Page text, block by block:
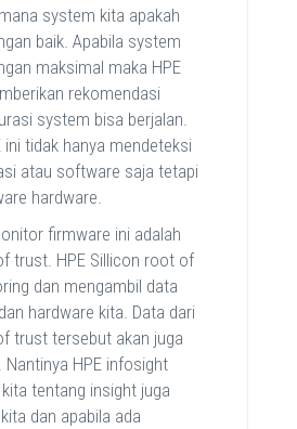
system kita apakah
baik. Apabila system
maksimal maka HPE
rekomendasi
system bisa berjalan.
ini tidak hanya mendeteksi
atau software saja tetapi
hardware.
firmware ini adalah
trust. HPE Sillicon root of
dan mengambil data
hardware kita. Data dari
trust tersebut akan juga
Nantinya HPE infosight
tentang insight juga
dan apabila ada